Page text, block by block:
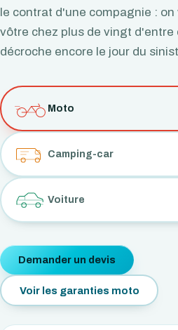
le contrat d'une compagnie : on
vôtre chez plus de vingt d'entre
décroche encore le jour du
Moto
Camping-car
Voiture
Demander un devis
Voir les garanties moto